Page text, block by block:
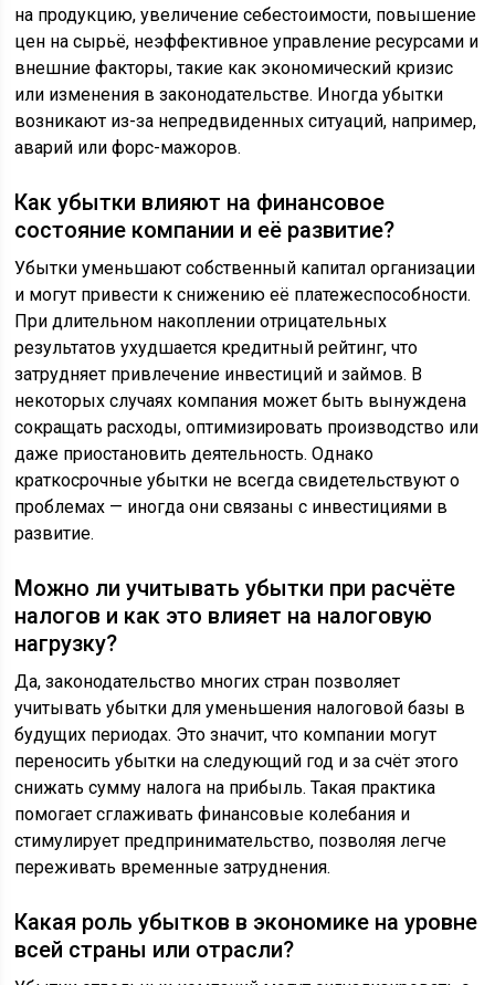
на продукцию, увеличение себестоимости, повышение
цен на сырьё, неэффективное управление ресурсами и
внешние факторы, такие как экономический кризис
или изменения в законодательстве. Иногда убытки
возникают из-за непредвиденных ситуаций, например,
аварий или форс-мажоров.
Как убытки влияют на финансовое
состояние компании и её развитие?
Убытки уменьшают собственный капитал организации
и могут привести к снижению её платежеспособности.
При длительном накоплении отрицательных
результатов ухудшается кредитный рейтинг, что
затрудняет привлечение инвестиций и займов. В
некоторых случаях компания может быть вынуждена
сокращать расходы, оптимизировать производство или
даже приостановить деятельность. Однако
краткосрочные убытки не всегда свидетельствуют о
проблемах — иногда они связаны с инвестициями в
развитие.
Можно ли учитывать убытки при расчёте
налогов и как это влияет на налоговую
нагрузку?
Да, законодательство многих стран позволяет
учитывать убытки для уменьшения налоговой базы в
будущих периодах. Это значит, что компании могут
переносить убытки на следующий год и за счёт этого
снижать сумму налога на прибыль. Такая практика
помогает сглаживать финансовые колебания и
стимулирует предпринимательство, позволяя легче
переживать временные затруднения.
Какая роль убытков в экономике на уровне
всей страны или отрасли?